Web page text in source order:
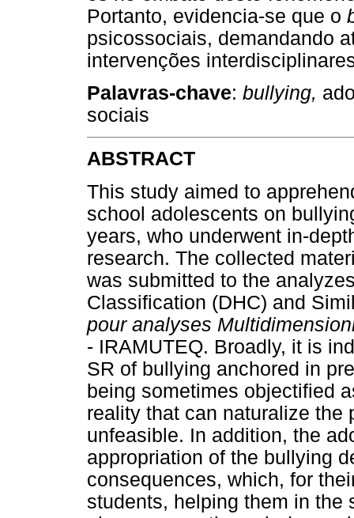
Portanto, evidencia-se que o
psicossociais, demandando
intervenções
Palavras-chave: bullying,
sociais
ABSTRACT
This study aimed to
school adolescents on
years, who underwent in-
research. The collected
was submitted to the
Classification (DHC) and
pour analyses
- IRAMUTEQ. Broadly, it is
SR of bullying anchored in
being sometimes objectified
reality that can naturalize the
unfeasible. In addition, the
appropriation of the bullying
consequences, which, for
students, helping them in the